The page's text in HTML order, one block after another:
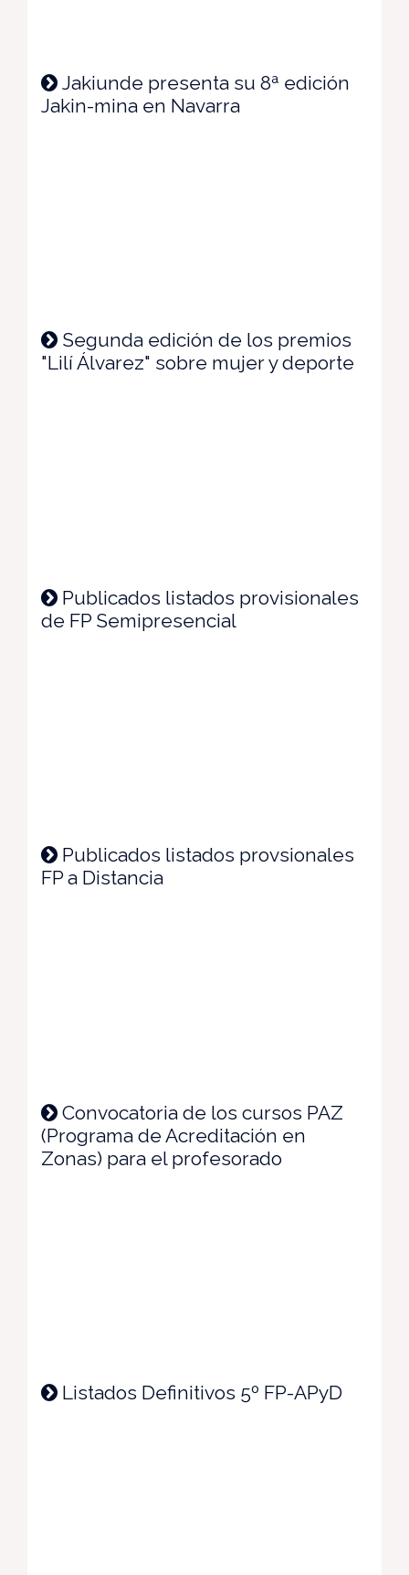
Jakiunde presenta su 8ª edición
Jakin-mina en Navarra
Segunda edición de los premios
"Lilí Álvarez" sobre mujer y deporte
Publicados listados provisionales
de FP Semipresencial
Publicados listados provsionales
FP a Distancia
Convocatoria de los cursos PAZ
(Programa de Acreditación en
Zonas) para el profesorado
Listados Definitivos 5º FP-APyD